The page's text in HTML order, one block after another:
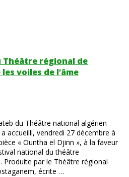
Théâtre régional de
voiles de l’âme
du Théâtre national algérien
accueilli, vendredi 27 décembre à
« Ountha el Djinn », à la faveur
national du théâtre
Produite par le Théâtre régional
écrite …